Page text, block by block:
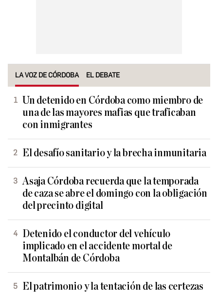
LA VOZ DE CÓRDOBA EL DEBATE
Un detenido en Córdoba como miembro de
una de las mayores mafias que traficaban
con inmigrantes
El desafío sanitario y la brecha inmunitaria
Asaja Córdoba recuerda que la temporada
de caza se abre el domingo con la obligación
del precinto digital
Detenido el conductor del vehículo
implicado en el accidente mortal de
Montalbán de Córdoba
El patrimonio y la tentación de las certezas